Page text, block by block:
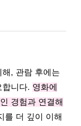
, 관람 후에는
합니다. 영화에
경험과 연결해
를 더 깊이 이해